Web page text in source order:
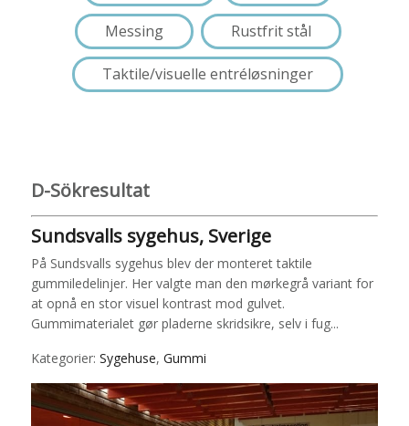
Messing Rustfrit stål
Taktile/visuelle entréløsninger
D-Sökresultat
Sundsvalls sygehus, Sverige
På Sundsvalls sygehus blev der monteret taktile
gummiledelinjer. Her valgte man den mørkegrå variant for
at opnå en stor visuel kontrast mod gulvet.
Gummimaterialet gør pladerne skridsikre, selv i fug...
Kategorier: Sygehuse, Gummi